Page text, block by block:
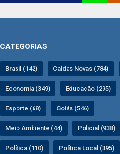
CATEGORIAS
Brasil (142) Caldas Novas (784)
Economia (349) Educação (295)
Esporte (68) Goiás (546)
Meio Ambiente (44) Policial (938)
Política (110) Política Local (395)